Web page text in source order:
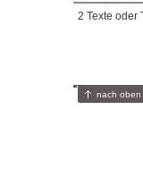
2 Texte oder
nach oben